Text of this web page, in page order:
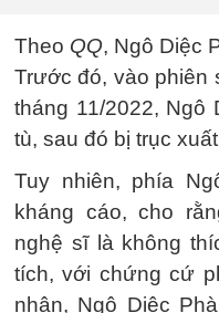
Theo QQ, Ngô Diệc
Trước đó, vào phiên
tháng 11/2022, Ngô
tù, sau đó bị trục
Tuy nhiên, phía
kháng cáo, cho
nghệ sĩ là không
tích, với chứng cứ
nhân, Ngô Diệc